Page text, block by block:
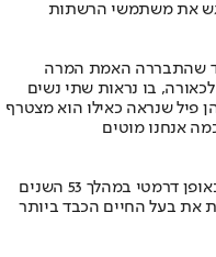
את משתמשי הרשתות
שהתבררה האמת המרה
בו נראות שתי נשים
פיל שנראה כאילו הוא מצטרף
אנחנו מוטים
אוכלוסיית הפילים האפריקאים הידלדלה באופן דרמטי במהלך 53 השנים
את בעל החיים הכבד ביותר